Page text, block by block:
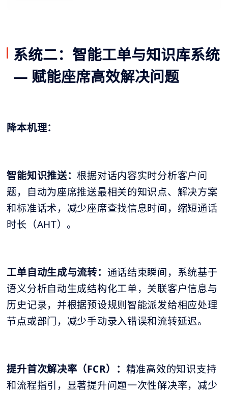
系统二：智能工单与知识库系统
— 赋能座席高效解决问题
降本机理：
智能知识推送：根据对话内容实时分析客户问
题，自动为座席推送最相关的知识点、解决方案
和标准话术，减少座席查找信息时间，缩短通话
时长（AHT）。
工单自动生成与流转： 通话结束瞬间，系统基于
语义分析自动生成结构化工单，关联客户信息与
历史记录，并根据预设规则智能派发给相应处理
节点或部门，减少手动录入错误和流转延迟。
提升首次解决率（FCR）： 精准高效的知识支持
和流程指引，显著提升问题一次性解决率，减少